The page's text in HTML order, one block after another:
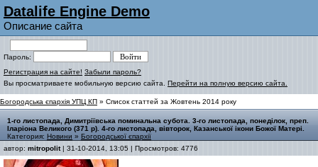
Datalife Engine Demo
Описание сайта
Пароль:
Регистрация на сайте! Забыли пароль?
Вы просматриваете мобильную версию сайта. Перейти на полную версию сайта.
Богородська єпархія УПЦ КП » Список статтей за Жовтень 2014 року
1-го листопада, Димитріївська поминальна субота. 3-го листопада, понеділок, преп.
Іларіона Великого (371 р). 4-го листопада, вівторок, Казанської ікони Божої Матері.
Категория: Новини » Богородської єпархії
автор: mitropolit| 31-10-2014, 13:05 | Просмотров: 4776